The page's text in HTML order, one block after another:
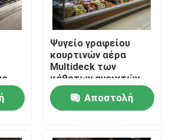
Ψυγείο γραφείου
κουρτινών αέρα
Multideck των
κάθετων ανοικτών
οδηγήσεων επίδειξης
πιό ψυχρών 2067mm
ύψος
Αποστολή